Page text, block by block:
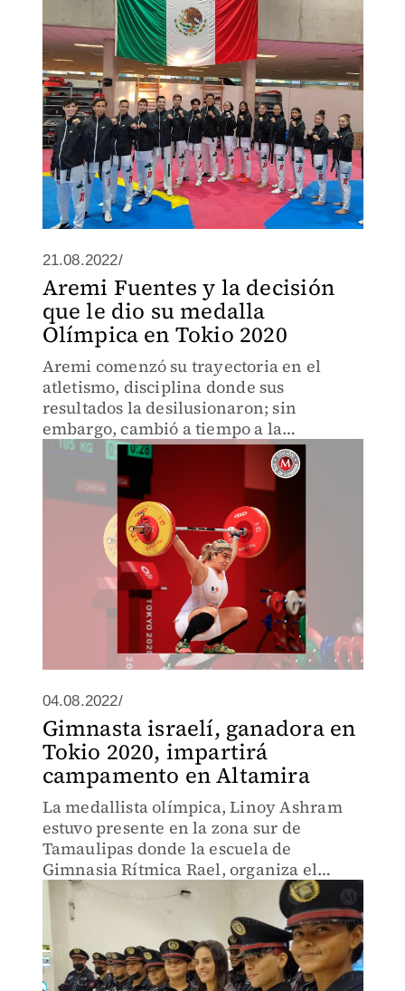
21.08.2022/
Aremi Fuentes y la decisión
que le dio su medalla
Olímpica en Tokio 2020
Aremi comenzó su trayectoria en el
atletismo, disciplina donde sus
resultados la desilusionaron; sin
embargo, cambió a tiempo a la
halterofilia y ya es medallista olímpica
04.08.2022/
Gimnasta israelí, ganadora en
Tokio 2020, impartirá
campamento en Altamira
La medallista olímpica, Linoy Ashram
estuvo presente en la zona sur de
Tamaulipas donde la escuela de
Gimnasia Rítmica Rael, organiza el
primer campamento avalado por la
Federación Mexicana de Gimnasia.